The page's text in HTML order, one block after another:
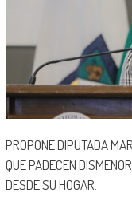
PROPONE DIPUTADA
QUE PADECEN
DESDE SU HOGAR.